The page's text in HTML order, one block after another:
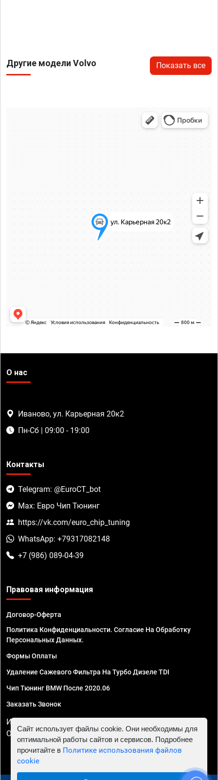
Другие модели Volvo Показать все
О нас
Иваново, ул. Карьерная 20к2
Пн-Сб | 09:00 - 19:00
Контакты
Telegram: @EuroCT_bot
Max: Евро Чип Тюнинг
https://vk.com/euro_chip_tuning
WhatsApp: +79317082148
+7 (986) 089-04-39
Правовая информация
Договор-Оферта
Политика Конфиденциальности. Согласие На Обработку
Персональных Данных.
Формы Оплаты
Удаление Сажевого Фильтра На Турбо Дизеле TDI
Чип Тюнинг BMW После 2020.06
Заказать Звонок
ИП Смирнов Георгий Павлович. ИНН 781302555843,
ОГРНИП 324470400032610
Сайт использует файлы cookie. Они необходимы для
оптимальной работы сайтов и сервисов. Подробнее
прочитайте в Политике использования файлов
cookie